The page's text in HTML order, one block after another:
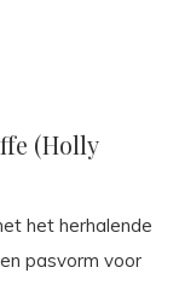
(Holly
het herhalende
pasvorm voor